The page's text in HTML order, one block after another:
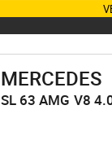
MERCEDES
SL 63 AMG V8